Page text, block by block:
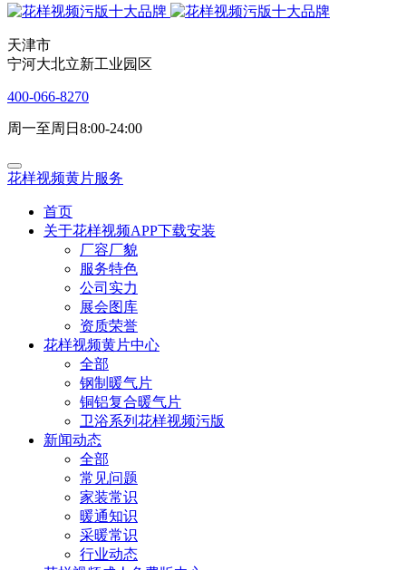
天津市
宁河大北立新工业园区
400-066-8270
周一至周日8:00-24:00
花样视频黄片服务
首页
关于花样视频APP下载安装
厂容厂貌
服务特色
公司实力
展会图库
资质荣誉
花样视频黄片中心
全部
钢制暖气片
铜铝复合暖气片
卫浴系列花样视频污版
新闻动态
全部
常见问题
家装常识
暖通知识
采暖常识
行业动态